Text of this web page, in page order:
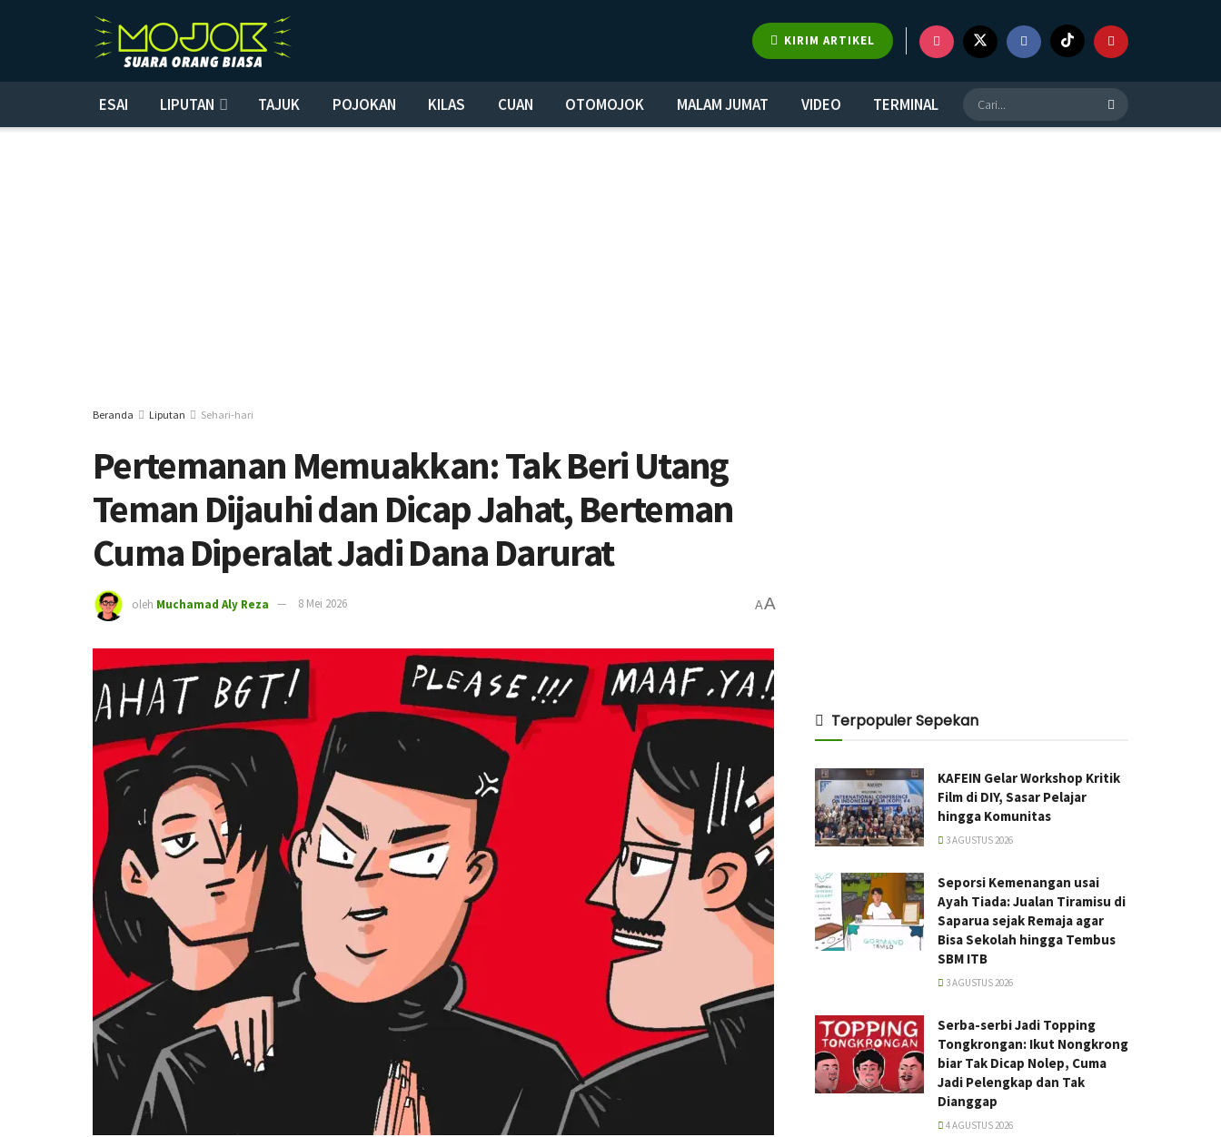
KIRIM ARTIKEL
ESAI LIPUTAN TAJUK POJOKAN KILAS CUAN OTOMOJOK MALAM JUMAT VIDEO TERMINAL
Beranda Liputan Sehari-hari
Pertemanan Memuakkan: Tak Beri Utang
Teman Dijauhi dan Dicap Jahat, Berteman
Cuma Diperalat Jadi Dana Darurat
oleh Muchamad Aly Reza 8 Mei 2026 AA
Terpopuler Sepekan
KAFEIN Gelar Workshop Kritik
Film di DIY, Sasar Pelajar
hingga Komunitas
3 AGUSTUS 2026
Seporsi Kemenangan usai
Ayah Tiada: Jualan Tiramisu di
Saparua sejak Remaja agar
Bisa Sekolah hingga Tembus
SBM ITB
3 AGUSTUS 2026
Serba-serbi Jadi Topping
Tongkrongan: Ikut Nongkrong
biar Tak Dicap Nolep, Cuma
Jadi Pelengkap dan Tak
Dianggap
4 AGUSTUS 2026